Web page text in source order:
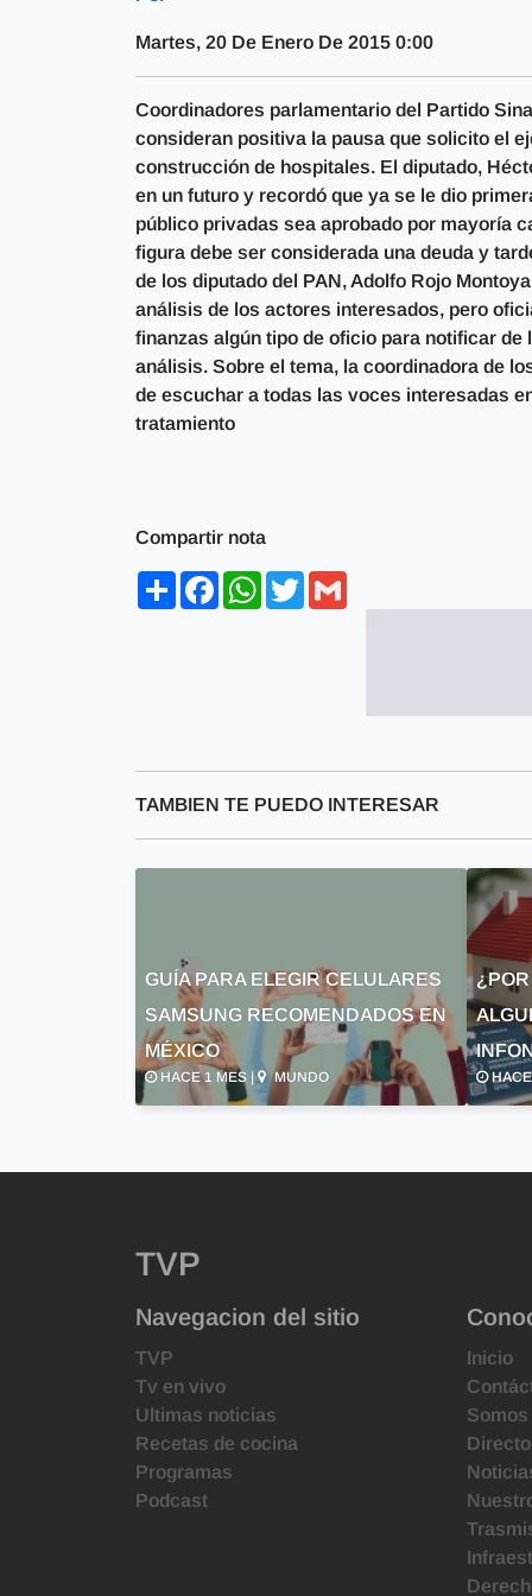
Martes, 20 De Enero De 2015 0:00
Coordinadores parlamentario del Partido
consideran positiva la pausa que solicito el
construcción de hospitales. El diputado,
en un futuro y recordó que ya se le dio
público privadas sea aprobado por mayoría
figura debe ser considerada una deuda y
de los diputado del PAN, Adolfo Rojo
análisis de los actores interesados, pero
finanzas algún tipo de oficio para notificar
análisis. Sobre el tema, la coordinadora de
de escuchar a todas las voces interesadas
tratamiento
Compartir nota
ShareFacebookWhatsApp
Twitter
TAMBIEN TE PUEDO INTERESAR
GUÍA PARA ELEGIR CELULARES
SAMSUNG RECOMENDADOS EN
MÉXICO
HACE 1 MES | MUNDO
TVP
Navegacion del sitio
TVP
Tv en vivo
Ultimas noticias
Recetas de cocina
Programas
Podcast
Inicio
Somos